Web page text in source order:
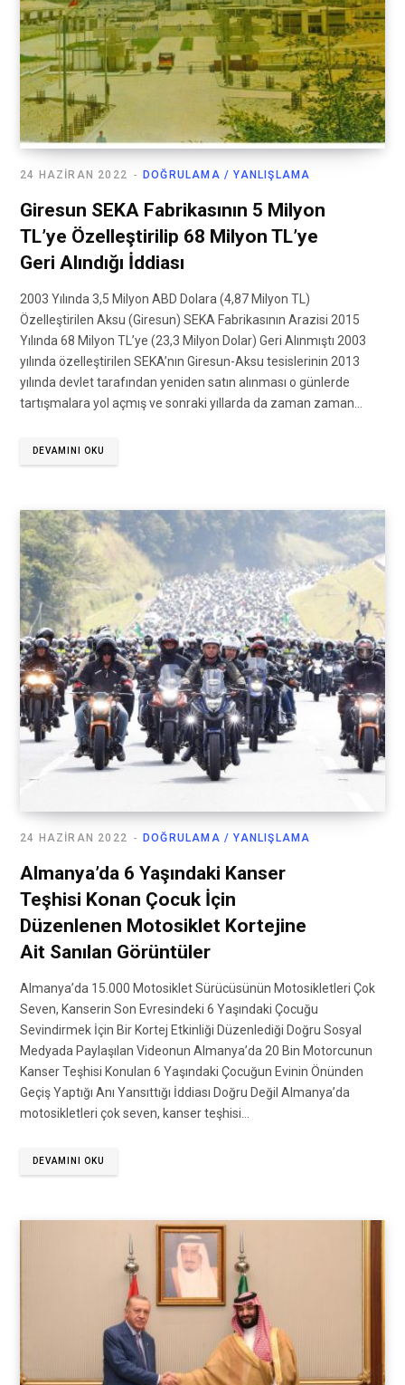
DOĞRULAMA / YANLIŞLAMA
24 HAZIRAN 2022
Giresun SEKA Fabrikasının 5 Milyon
TL’ye Özelleştirilip 68 Milyon TL’ye
Geri Alındığı İddiası
2003 Yılında 3,5 Milyon ABD Dolara (4,87 Milyon TL)
Özelleştirilen Aksu (Giresun) SEKA Fabrikasının Arazisi 2015
Yılında 68 Milyon TL’ye (23,3 Milyon Dolar) Geri Alınmıştı 2003
yılında özelleştirilen SEKA’nın Giresun-Aksu tesislerinin 2013
yılında devlet tarafından yeniden satın alınması o günlerde
tartışmalara yol açmış ve sonraki yıllarda da zaman zaman…
DEVAMINI OKU
DOĞRULAMA / YANLIŞLAMA
24 HAZIRAN 2022
Almanya’da 6 Yaşındaki Kanser
Teşhisi Konan Çocuk İçin
Düzenlenen Motosiklet Kortejine
Ait Sanılan Görüntüler
Almanya’da 15.000 Motosiklet Sürücüsünün Motosikletleri Çok
Seven, Kanserin Son Evresindeki 6 Yaşındaki Çocuğu
Sevindirmek İçin Bir Kortej Etkinliği Düzenlediği Doğru Sosyal
Medyada Paylaşılan Videonun Almanya’da 20 Bin Motorcunun
Kanser Teşhisi Konulan 6 Yaşındaki Çocuğun Evinin Önünden
Geçiş Yaptığı Anı Yansıttığı İddiası Doğru Değil Almanya’da
motosikletleri çok seven, kanser teşhisi…
DEVAMINI OKU